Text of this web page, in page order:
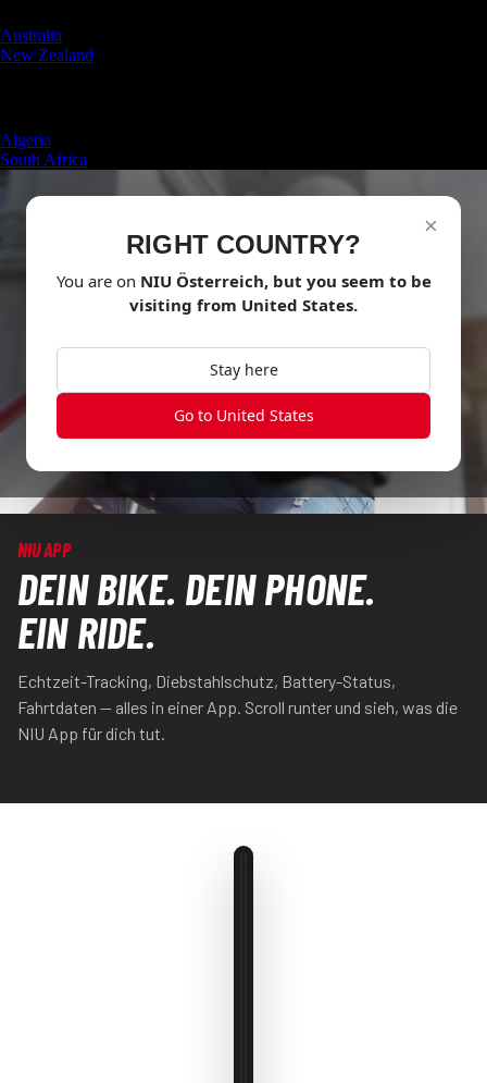
Australia
New Zealand
Algeria
South Africa
×
RIGHT COUNTRY?
You are on NIU Österreich, but you seem to be
visiting from United States.
Stay here
Go to United States
NIU APP
DEIN BIKE. DEIN PHONE.
EIN RIDE.
Echtzeit-Tracking, Diebstahlschutz, Battery-Status,
Fahrtdaten — alles in einer App. Scroll runter und sieh, was die
NIU App für dich tut.